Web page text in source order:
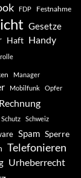
FDP Festnahme
Gesetze
Haft Handy
Manager
Mobilfunk Opfer
Rechnung
Schutz Schweiz
Spam Sperre
Telefonieren
Urheberrecht